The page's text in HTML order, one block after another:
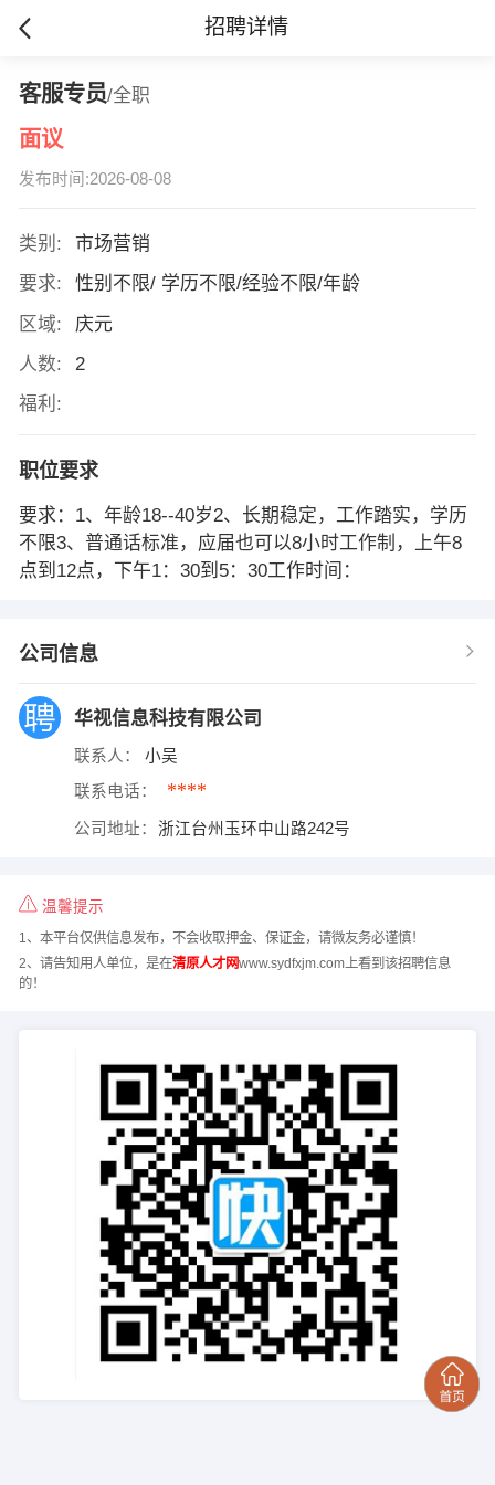
招聘详情
客服专员/全职
面议
发布时间:2026-08-08
类别:
市场营销
要求:
性别不限/ 学历不限/经验不限/年龄
区域:
庆元
人数:
2
福利:
职位要求
要求：1、年龄18--40岁2、长期稳定，工作踏实，学历
不限3、普通话标准，应届也可以8小时工作制，上午8
点到12点，下午1：30到5：30工作时间：
公司信息
华视信息科技有限公司
联系人： 小吴
联系电话： ****
公司地址： 浙江台州玉环中山路242号
温馨提示
1、本平台仅供信息发布，不会收取押金、保证金，请微友务必谨慎！
2、请告知用人单位，是在清原人才网www.sydfxjm.com上看到该招聘信息
的！